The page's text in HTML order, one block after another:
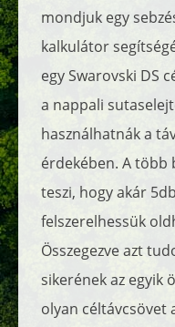
mondjuk egy
kalkulátor
egy Swarovski DS
a nappali
használhatnák a
érdekében. A több
teszi, hogy akár
felszerelhessük
Összegezve azt
sikerének az egyik
olyan céltávcsövet